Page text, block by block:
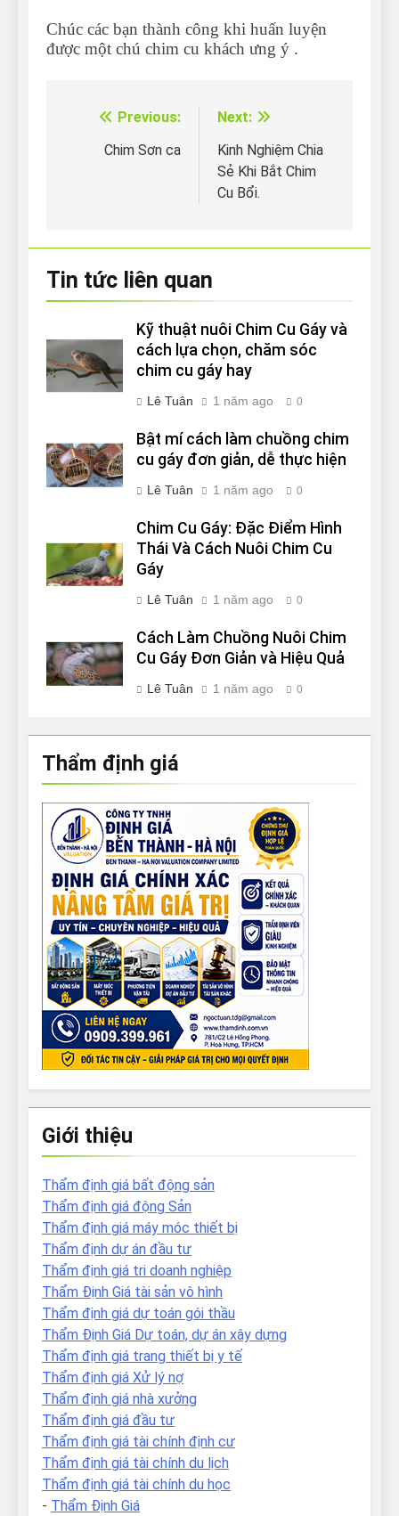
Chúc các bạn thành công khi huấn luyện
được một chú chim cu khách ưng ý .
Điều
hướng
Previous:
Chim Sơn ca
Next:
Kinh Nghiệm Chia
Sẻ Khi Bắt Chim
Cu Bổi.
Tin tức liên quan
Kỹ thuật nuôi Chim Cu Gáy và
cách lựa chọn, chăm sóc
chim cu gáy hay
Lê Tuân 1 năm ago 0
Bật mí cách làm chuồng chim
cu gáy đơn giản, dễ thực hiện
Lê Tuân 1 năm ago 0
Chim Cu Gáy: Đặc Điểm Hình
Thái Và Cách Nuôi Chim Cu
Gáy
Lê Tuân 1 năm ago 0
Cách Làm Chuồng Nuôi Chim
Cu Gáy Đơn Giản và Hiệu Quả
Lê Tuân 1 năm ago 0
Thẩm định giá
Giới thiệu
Thẩm định giá bất động sản
Thẩm định giá động Sản
Thẩm định giá máy móc thiết bị
Thẩm định dự án đầu tư
Thẩm định giá tri doanh nghiệp
Thẩm Định Giá tài sản vô hình
Thẩm định giá dự toán gói thầu
Thẩm Định Giá Dự toán, dự án xây dựng
Thẩm định giá trang thiết bị y tế
Thẩm định giá Xử lý nợ
Thẩm định giá nhà xưởng
Thẩm định giá đầu tư
Thẩm định giá tài chính định cư
Thẩm định giá tài chính du lịch
Thẩm định giá tài chính du học
- Thẩm Định Giá